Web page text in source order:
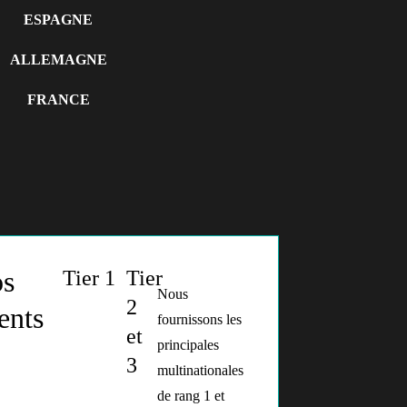
ESPAGNE
ALLEMAGNE
FRANCE
Tier 1 Tier
2
et
3
Nous
fournissons les
principales
multinationales
de rang 1 et